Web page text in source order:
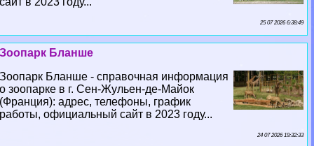
25 07 2026 6:38:49
Зоопарк Бланше
Зоопарк Бланше - справочная информация
о зоопарке в г. Сен-Жульен-де-Майок
(Франция): адрес, телефоны, график
работы, официальный сайт в 2023 году...
24 07 2026 19:32:33